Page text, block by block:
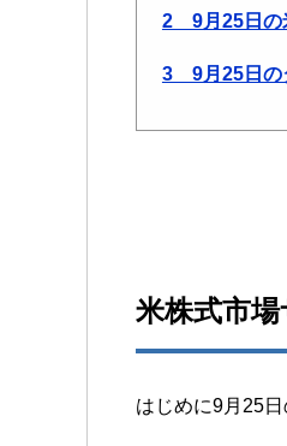
2 9月25日の
3 9月25日の
米株式市
はじめに9月25日